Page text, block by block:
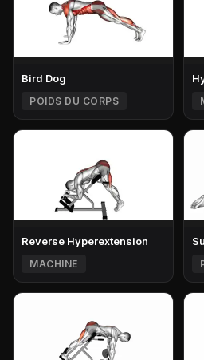
Bird Dog
POIDS DU CORPS
Reverse Hyperextension
MACHINE